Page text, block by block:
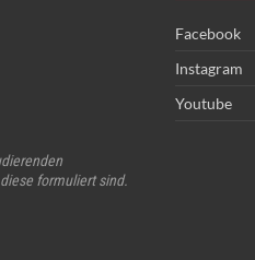
formuliert sind.
Facebook
Instagram
Youtube